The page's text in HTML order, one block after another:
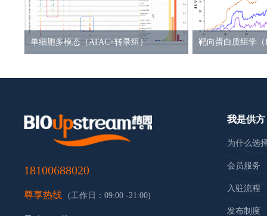
单细胞多模态（ATAC+转录组） 靶向蛋白质组学（
18100688020
尊享热线 (工作日：09:00 -21:00)
我是供方
为什么选
会员服务
入驻流程
发布制度